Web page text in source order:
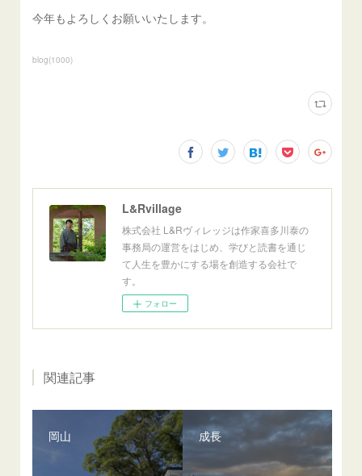
今年もよろしくお願いいたします。
blog(1000)
L&Rvillage
株式会社 L&Rヴィレッジは作家喜多川泰の
事務局の運営をはじめ、学びと読書を通じ
て人生を豊かにする場を創造する会社で
す。
フォロー
関連記事
岡山 成長